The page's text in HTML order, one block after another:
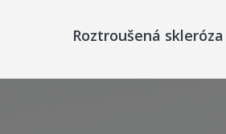
Roztroušená skleróza